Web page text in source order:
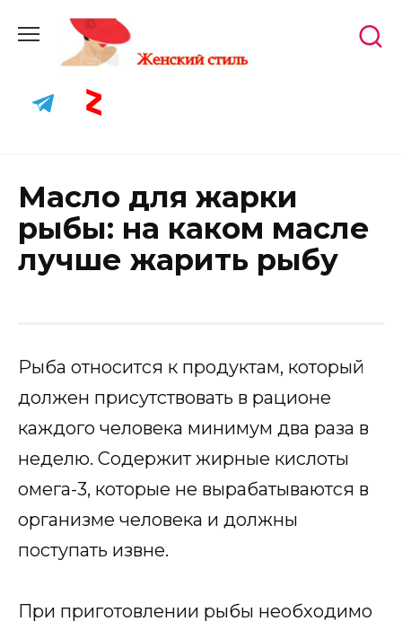
content
Масло для жарки
рыбы: на каком масле
лучше жарить рыбу
Рыба относится к продуктам, который
должен присутствовать в рационе
каждого человека минимум два раза в
неделю. Содержит жирные кислоты
омега-3, которые не вырабатываются в
организме человека и должны
поступать извне.
При приготовлении рыбы необходимо